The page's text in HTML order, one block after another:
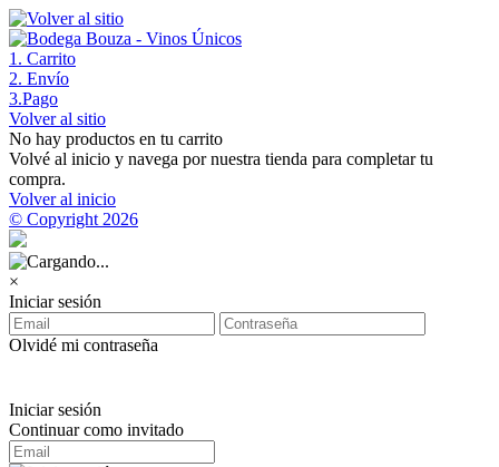
1 . Carrito
2. Envío
3.Pago
Volver al sitio
No hay productos en tu carrito
Volvé al inicio y navega por nuestra tienda para completar tu
compra.
Volver al inicio
© Copyright 2026
×
Iniciar sesión
Olvidé mi contraseña
Iniciar sesión
Continuar como invitado